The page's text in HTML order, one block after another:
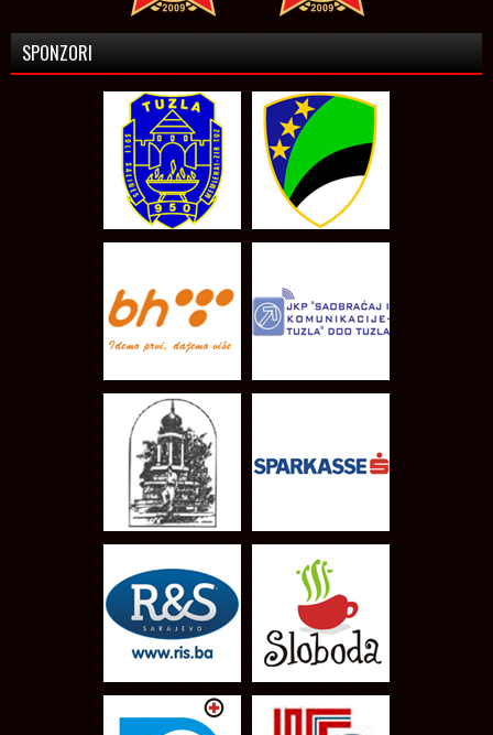
SPONZORI